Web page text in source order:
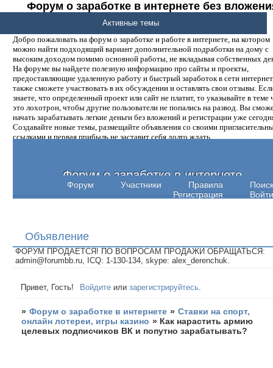
Форум о заработке в интернете без
денег.
Добро пожаловать на форум о заработке и работе в интернете, на котором
можно найти подходящий вариант дополнительной подработки на дому с
высоким доходом помимо основной работы, не вкладывая собственных
На форуме вы найдете полезную информацию про сайты и проекты,
предоставляющие удаленную работу и быстрый заработок в сети
также сможете участвовать в их обсуждении и оставлять свои отзывы.
знаете, что определенный проект или сайт не платит, то указывайте в теме
это лохотрон, чтобы другие пользователи не попались на развод. Вы
начать зарабатывать легкие деньги без вложений и регистрации уже
Создавайте новые темы, размещайте объявления со своими
ссылками и первая прибыль не заставит себя долго ждать.
Форум о заработке в интернете
Форум Участники Правила
Поиск
Регистрация
Войти
Активные темы
Объявление
ФОРУМ ПРОДАЕТСЯ! ПО ВОПРОСАМ ПРОДАЖИ ОБРАЩАТЬСЯ:
admin@forumbb.ru, ICQ: 1-130-134, skype: alex_derenchuk.
Привет, Гость! Войдите илизарегистрируйтесь
» Форум о заработке в интернете » Ставки на спорт,
онлайн лотереи, игры казино » Как нарастить армию
целевых подписчиков ВК и попутно зарабатывать?